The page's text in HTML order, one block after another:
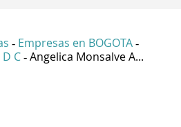
- Empresas en BOGOTA -
C - Angelica Monsalve A...